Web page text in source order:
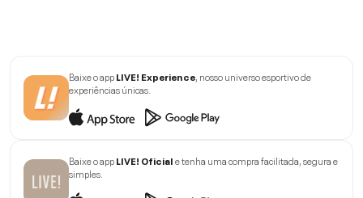
Baixe o appLIVE! Experience, nosso universo esportivo de
experiências únicas.
Baixe o appLIVE! Oficiale tenha uma compra facilitada, segura e
simples.